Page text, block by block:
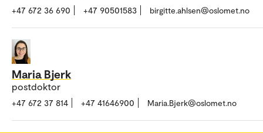
+47 672 36 690 +47 90501583 birgitte.ahlsen@oslomet.no
Maria Bjerk
postdoktor
+47 672 37 814 +47 41646900 Maria.Bjerk@oslomet.no